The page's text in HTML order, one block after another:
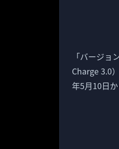
「バージ
Charge 3.0
年5月10日